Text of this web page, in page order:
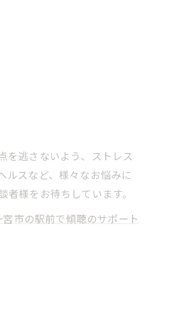
を逃さないよう、ストレス
ルスなど、様々なお悩みに
様をお待ちしています。
宮市の駅前で傾聴のサポート